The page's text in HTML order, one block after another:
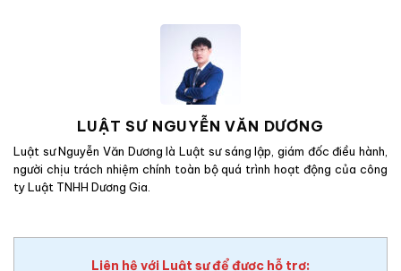
LUẬT SƯ NGUYỄN VĂN DƯƠNG
Luật sư Nguyễn Văn Dương là Luật sư sáng lập, giám đốc điều hành,
người chịu trách nhiệm chính toàn bộ quá trình hoạt động của công
ty Luật TNHH Dương Gia.
Liên hệ với Luật sư để được hỗ trợ: